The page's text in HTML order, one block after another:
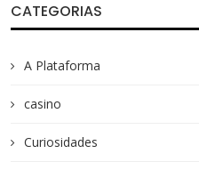
CATEGORIAS
A Plataforma
casino
Curiosidades